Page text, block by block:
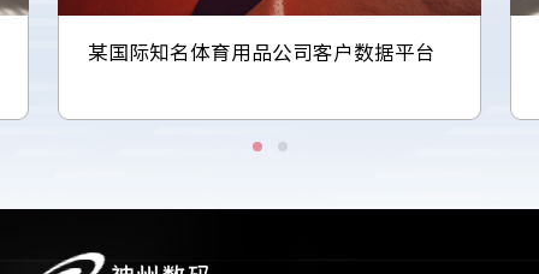
某国际知名体育用品公司客户数据平台